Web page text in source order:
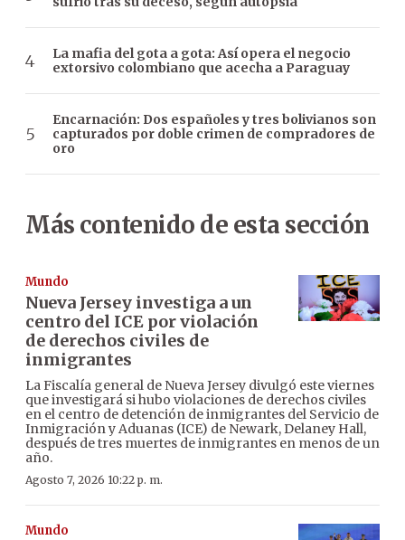
La mafia del gota a gota: Así opera el negocio
extorsivo colombiano que acecha a Paraguay
Encarnación: Dos españoles y tres bolivianos son
capturados por doble crimen de compradores de
oro
Más contenido de esta sección
Mundo
Nueva Jersey investiga a un
centro del ICE por violación
de derechos civiles de
inmigrantes
La Fiscalía general de Nueva Jersey divulgó este viernes
que investigará si hubo violaciones de derechos civiles
en el centro de detención de inmigrantes del Servicio de
Inmigración y Aduanas (ICE) de Newark, Delaney Hall,
después de tres muertes de inmigrantes en menos de un
año.
Agosto 7, 2026 10:22 p. m.
Mundo